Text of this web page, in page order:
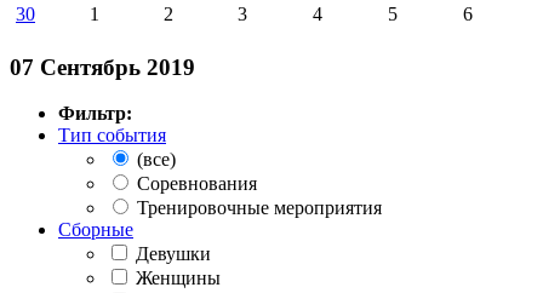
30
1 2 3 4 5 6
07 Сентябрь 2019
Фильтр:
Тип события
(все)
Соревнования
Тренировочные мероприятия
Сборные
Девушки
Женщины